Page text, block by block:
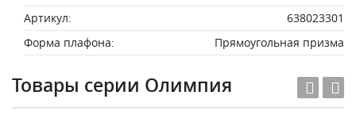
Артикул:
638023301
Форма плафона:
Прямоугольная призма
Товары серии Олимпия